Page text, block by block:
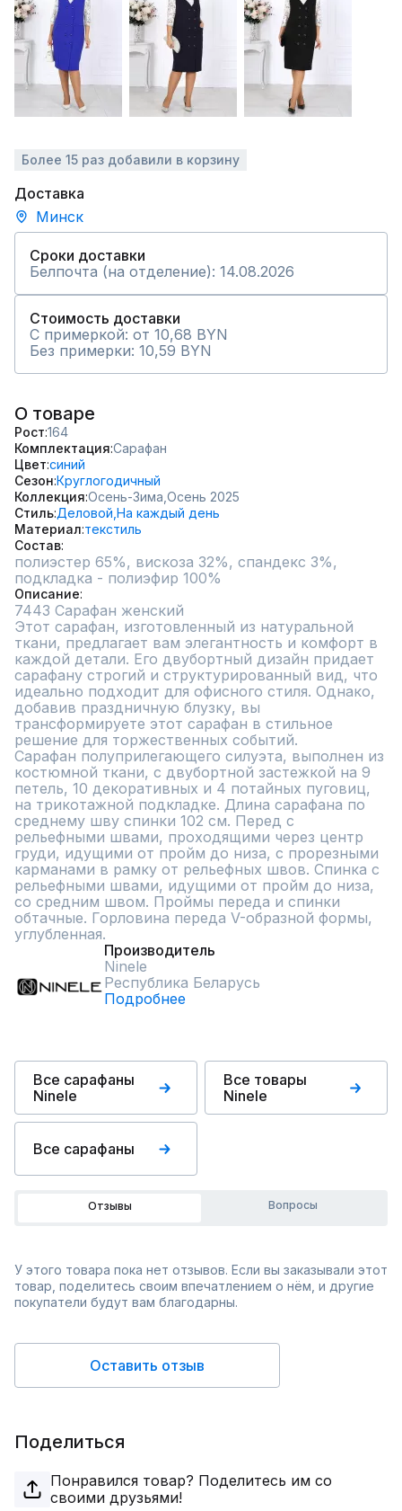
Более 15 раз добавили в корзину
Доставка
Минск
Сроки доставки
Белпочта (на отделение): 14.08.2026
Стоимость доставки
С примеркой: от 10,68 BYN
Без примерки: 10,59 BYN
О товаре
Рост 164
Комплектация Сарафан
Цвет синий
Сезон Круглогодичный
Коллекция Осень-Зима, Осень 2025
Стиль Деловой, На каждый день
Материал текстиль
Состав
полиэстер 65%, вискоза 32%, спандекс 3%,
подкладка - полиэфир 100%
Описание
7443 Сарафан женский
Этот сарафан, изготовленный из натуральной
ткани, предлагает вам элегантность и комфорт в
каждой детали. Его двубортный дизайн придает
сарафану строгий и структурированный вид, что
идеально подходит для офисного стиля. Однако,
добавив праздничную блузку, вы
трансформируете этот сарафан в стильное
решение для торжественных событий.
Сарафан полуприлегающего силуэта, выполнен из
костюмной ткани, с двубортной застежкой на 9
петель, 10 декоративных и 4 потайных пуговиц,
на трикотажной подкладке. Длина сарафана по
среднему шву спинки 102 см. Перед с
рельефными швами, проходящими через центр
груди, идущими от пройм до низа, с прорезными
карманами в рамку от рельефных швов. Спинка с
рельефными швами, идущими от пройм до низа,
со средним швом. Проймы переда и спинки
обтачные. Горловина переда V-образной формы,
углубленная.
Производитель
Ninele
Республика Беларусь
Подробнее
Все сарафаны
Ninele
Все товары
Ninele
Все сарафаны
Отзывы Вопросы
У этого товара пока нет отзывов. Если вы заказывали этот
товар, поделитесь своим впечатлением о нём, и другие
покупатели будут вам благодарны.
Оставить отзыв
Поделиться
Понравился товар? Поделитесь им со
своими друзьями!